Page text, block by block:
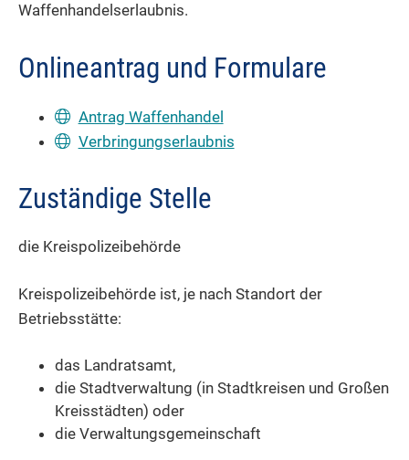
Waffenhandelserlaubnis.
Onlineantrag und Formulare
Antrag Waffenhandel
Verbringungserlaubnis
Zuständige Stelle
die Kreispolizeibehörde
Kreispolizeibehörde ist, je nach Standort der
Betriebsstätte:
das Landratsamt,
die Stadtverwaltung (in Stadtkreisen und Großen
Kreisstädten) oder
die Verwaltungsgemeinschaft